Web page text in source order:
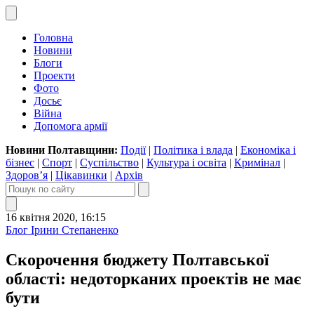
Головна
Новини
Блоги
Проекти
Фото
Досьє
Війна
Допомога армії
Новини Полтавщини: Події| Політика і влада | Економіка і
бізнес | Спорт | Суспільство | Культура і освіта | Кримінал |
Здоров’я | Цікавинки | Архів
16 квітня 2020, 16:15
Блог Ірини Степаненко
Скорочення бюджету Полтавської
області: недоторканих проектів не має
бути